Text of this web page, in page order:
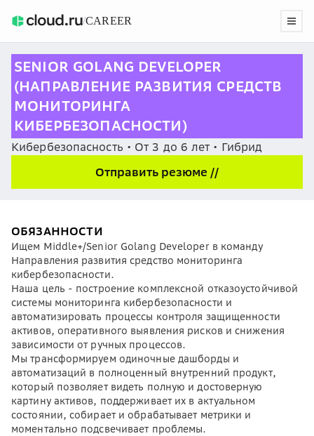
/CAREER
SENIOR GOLANG DEVELOPER
(НАПРАВЛЕНИЕ РАЗВИТИЯ СРЕДСТВ
МОНИТОРИНГА
КИБЕРБЕЗОПАСНОСТИ)
Кибербезопасность • От 3 до 6 лет • Гибрид
Отправить резюме //
ОБЯЗАННОСТИ
Ищем Middle+/Senior Golang Developer в команду
Направления развития средство мониторинга
кибербезопасности.
Наша цель - построение комплексной отказоустойчивой
системы мониторинга кибербезопасности и
автоматизировать процессы контроля защищенности
активов, оперативного выявления рисков и снижения
зависимости от ручных процессов.
Мы трансформируем одиночные дашборды и
автоматизаций в полноценный внутренний продукт,
который позволяет видеть полную и достоверную
картину активов, поддерживает их в актуальном
состоянии, собирает и обрабатывает метрики и
моментально подсвечивает проблемы.